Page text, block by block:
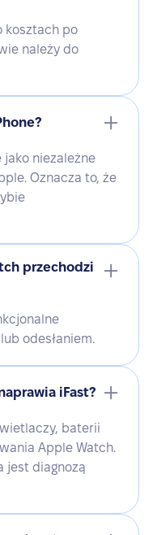
kosztach po
należy do
jako niezależne
Oznacza to, że
przechodzi
odesłaniem.
iFast?
baterii
Apple Watch.
jest diagnozą